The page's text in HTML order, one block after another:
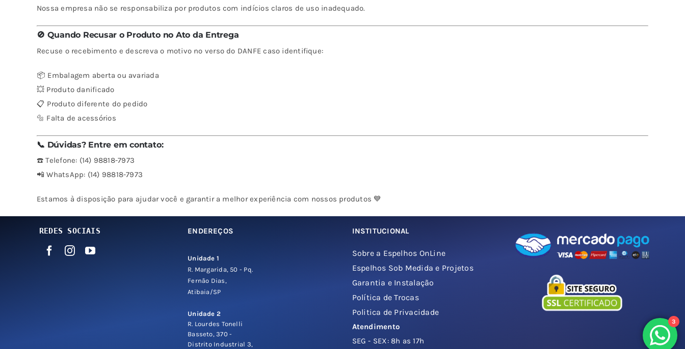
Nossa empresa não se responsabiliza por produtos com indícios claros de uso inadequado.
🚫 Quando Recusar o Produto no Ato da Entrega
Recuse o recebimento e descreva o motivo no verso do DANFE caso identifique:
📦 Embalagem aberta ou avariada
💥 Produto danificado
📋 Produto diferente do pedido
🔩 Falta de acessórios
📞 Dúvidas? Entre em contato:
☎️ Telefone: (14) 98818-7973
📲 WhatsApp: (14) 98818-7973
Estamos à disposição para ajudar você e garantir a melhor experiência com nossos produtos 💙
REDES SOCIAIS ENDEREÇOS
Unidade 1
R. Margarida, 50 - Pq.
Fernão Dias,
Atibaia/SP
Unidade 2
R. Lourdes Tonelli
Basseto, 370 -
Distrito Industrial 3,
INSTITUCIONAL
Sobre a Espelhos OnLine
Espelhos Sob Medida e Projetos
Garantia e Instalação
Política de Trocas
Politica de Privacidade
Atendimento
SEG - SEX: 8h as 17h
3